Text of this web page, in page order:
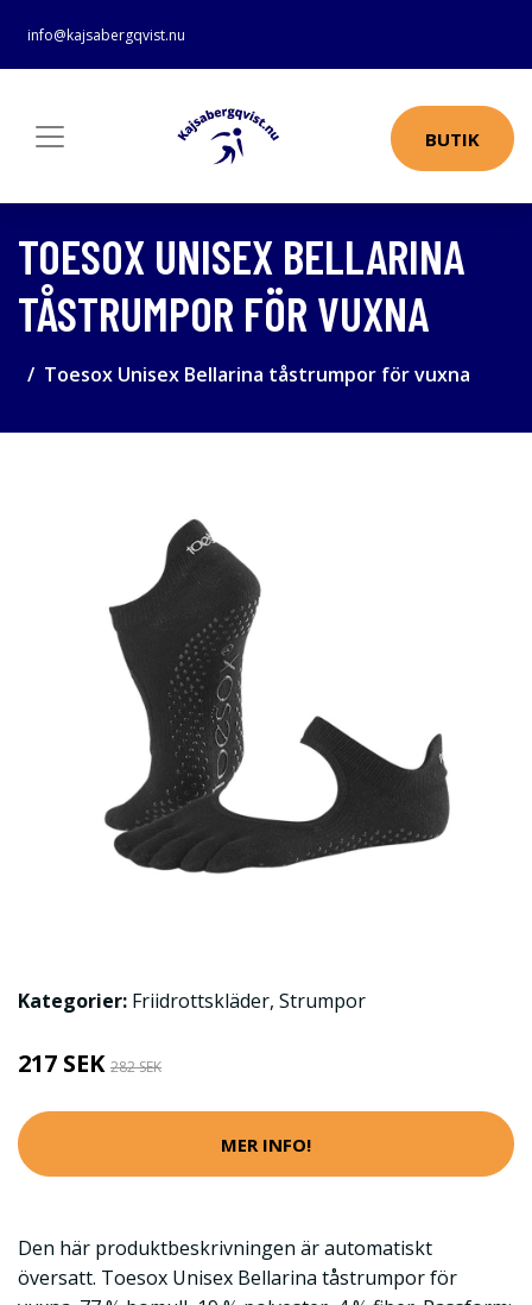
info@kajsabergqvist.nu
BUTIK
TOESOX UNISEX BELLARINA
TÅSTRUMPOR FÖR VUXNA
Toesox Unisex Bellarina tåstrumpor för vuxna
Kategorier: Friidrottskläder, Strumpor
217 SEK 282 SEK
MER INFO!
Den här produktbeskrivningen är automatiskt
översatt. Toesox Unisex Bellarina tåstrumpor för